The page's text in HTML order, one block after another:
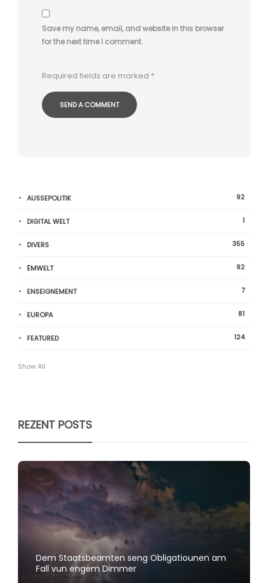
Save my name, email, and website in this browser
for the next time I comment.
Required fields are marked *
AUSSEPOLITIK 92
DIGITAL WELT 1
DIVERS 355
ËMWELT 92
ENSEIGNEMENT 7
EUROPA 81
FEATURED 124
Show All
REZENT POSTS
Dem Staatsbeamten seng Obligatiounen am
Fall vun engem Dimmer